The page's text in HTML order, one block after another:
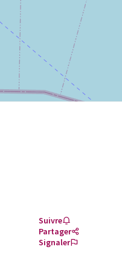
Suivre
Partager
Signaler